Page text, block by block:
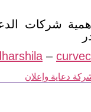
شركات
–
دعاية وإعلان